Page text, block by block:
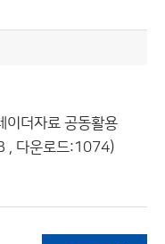
이더자료 공동활용
, 다운로드:1074)